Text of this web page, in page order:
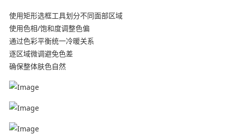
使用矩形选框工具划分不同面部区域
使用色相/饱和度调整色偏
通过色彩平衡统一冷暖关系
逐区域微调避免色差
确保整体肤色自然